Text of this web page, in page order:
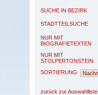
SUCHE IN BEZIRK
STADTTEILSUCHE
NUR MIT
BIOGRAFIETEXTEN
NUR MIT
STOLPERTONSTEIN
SORTIERUNG
zurück zur Auswahlliste